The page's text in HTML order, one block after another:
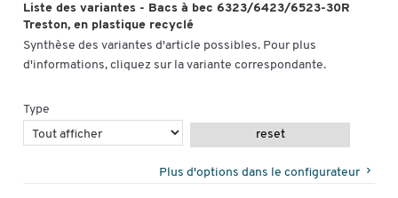
Largeur (mm)
Liste des variantes - Bacs à bec 6323/6423/6523-30R
Treston, en plastique recyclé
Synthèse des variantes d'article possibles. Pour plus
d'informations, cliquez sur la variante correspondante.
Type
reset
Plus d'options dans le configurateur